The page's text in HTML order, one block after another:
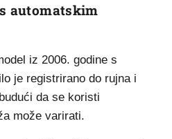
automatskim
iz 2006. godine s
je registrirano do rujna i
da se koristi
može varirati.